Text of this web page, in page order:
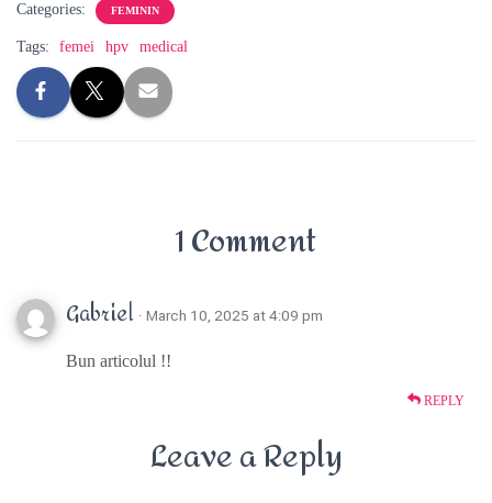
Categories: FEMININ
Tags: femei hpv medical
1 Comment
Gabriel · March 10, 2025 at 4:09 pm
Bun articolul !!
REPLY
Leave a Reply